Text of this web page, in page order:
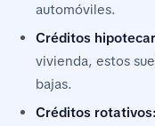
automóviles.
Créditos
vivienda, estos
bajas.
Créditos rotativos: